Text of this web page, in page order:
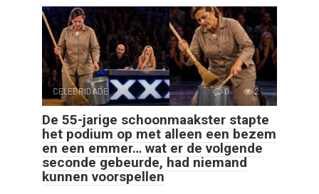
CELEBRIDADE 0 2
De 55-jarige schoonmaakster stapte
het podium op met alleen een bezem
en een emmer… wat er de volgende
seconde gebeurde, had niemand
kunnen voorspellen